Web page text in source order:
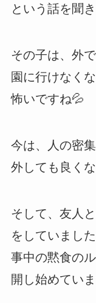
という話を聞き
その子は、外
園に行けなく
怖いですね💦
今は、人の密
外しても良く
そして、友人
をしていまし
事中の黙食の
開し始めていま